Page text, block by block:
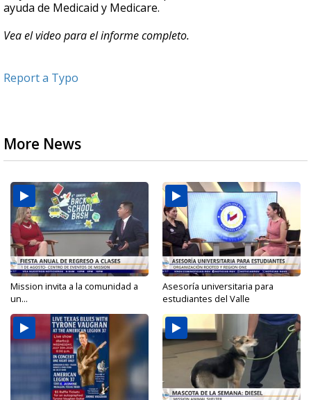
ayuda de Medicaid y Medicare.
Vea el video para el informe completo.
Report a Typo
More News
Mission invita a la comunidad a
un...
Asesoría universitaria para
estudiantes del Valle